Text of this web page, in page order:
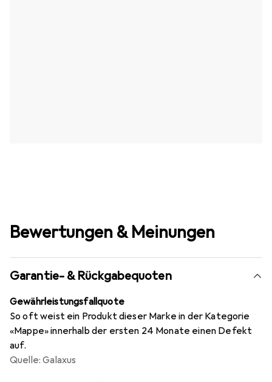
Bewertungen & Meinungen
Garantie- & Rückgabequoten
Gewährleistungsfallquote
So oft weist ein Produkt dieser Marke in der Kategorie
«Mappe» innerhalb der ersten 24 Monate einen Defekt
auf.
Quelle: Galaxus